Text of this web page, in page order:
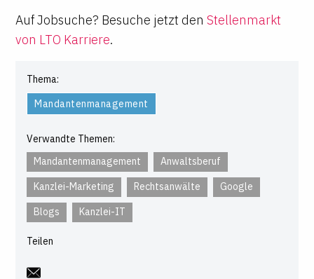
Auf Jobsuche? Besuche jetzt den Stellenmarkt
von LTO Karriere.
Thema:
Mandantenmanagement
Verwandte Themen:
Mandantenmanagement
Anwaltsberuf
Kanzlei-Marketing
Rechtsanwälte
Google
Blogs
Kanzlei-IT
Teilen